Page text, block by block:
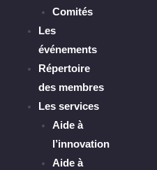
Comités
Les
événements
Répertoire
des membres
Les services
Aide à
l’innovation
Aide à